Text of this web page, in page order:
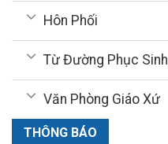
Hôn Phối
Từ Đường Phục Sinh
Văn Phòng Giáo Xứ
THÔNG BÁO